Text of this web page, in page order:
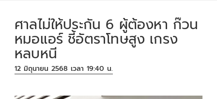
ศาลไม่ให้ประกัน 6 ผู้ต้องหา ก๊วน
หมอแอร์ ชี้อัตราโทษสูง เกรง
หลบหนี
12 มิถุนายน 2568 เวลา 19:40 น.